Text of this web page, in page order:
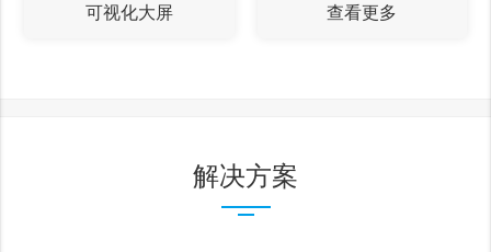
可视化大屏 查看更多
解决方案